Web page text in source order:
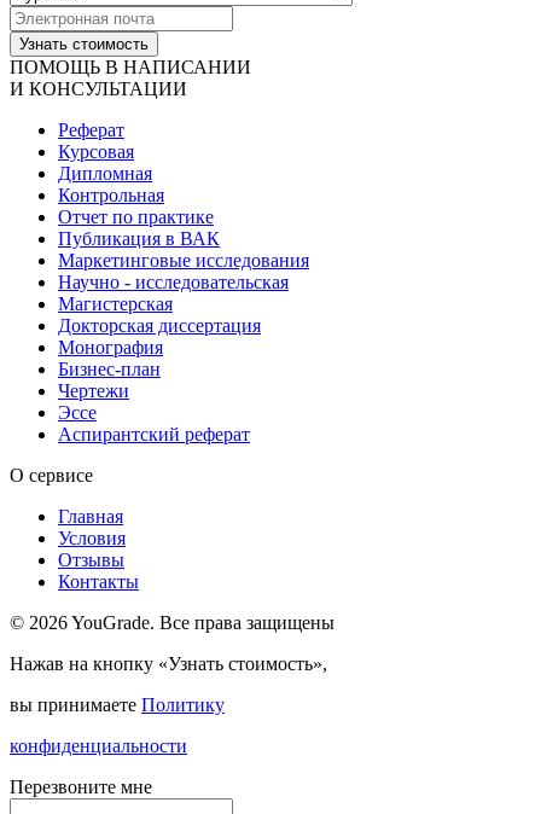
ПОМОЩЬ В НАПИСАНИИ
И КОНСУЛЬТАЦИИ
Реферат
Курсовая
Дипломная
Контрольная
Отчет по практике
Публикация в ВАК
Маркетинговые исследования
Научно - исследовательская
Магистерская
Докторская диссертация
Монография
Бизнес-план
Чертежи
Эссе
Аспирантский реферат
О сервисе
Главная
Условия
Отзывы
Контакты
© 2026 YouGrade. Все права защищены
Нажав на кнопку «Узнать стоимость»,
вы принимаете Политику
конфиденциальности
Перезвоните мне